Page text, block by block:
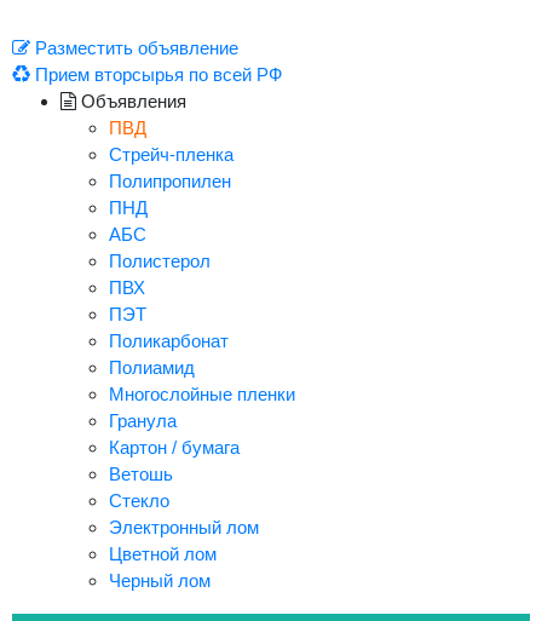
Разместить объявление
Прием вторсырья по всей РФ
Объявления
ПВД
Стрейч-пленка
Полипропилен
ПНД
АБС
Полистерол
ПВХ
ПЭТ
Поликарбонат
Полиамид
Многослойные пленки
Гранула
Картон / бумага
Ветошь
Стекло
Электронный лом
Цветной лом
Черный лом